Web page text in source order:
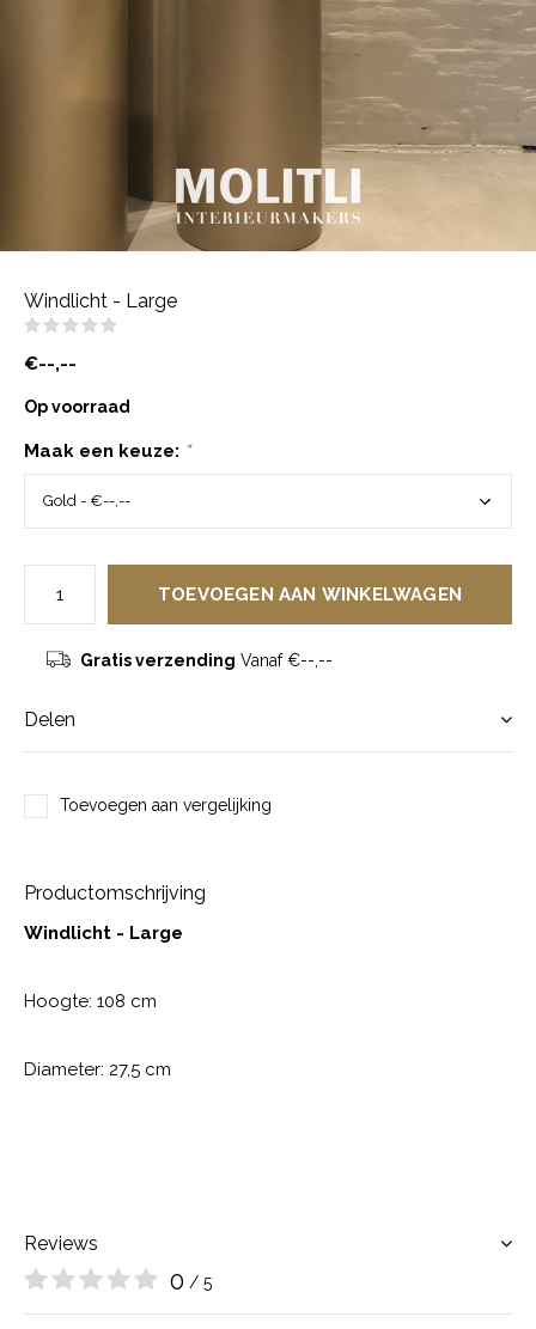
Windlicht - Large
€--,--
Op voorraad
Maak een keuze: *
TOEVOEGEN AAN WINKELWAGEN
Gratis verzending Vanaf €--,--
Delen
Toevoegen aan vergelijking
Productomschrijving
Windlicht - Large
Hoogte: 108 cm
Diameter: 27,5 cm
Reviews
0 / 5